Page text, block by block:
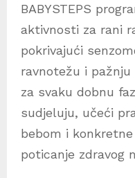
BABYSTEPS
aktivnosti za rani
pokrivajući
ravnotežu i pažnju
za svaku dobnu
sudjeluju, učeći
bebom i
poticanje zdravog